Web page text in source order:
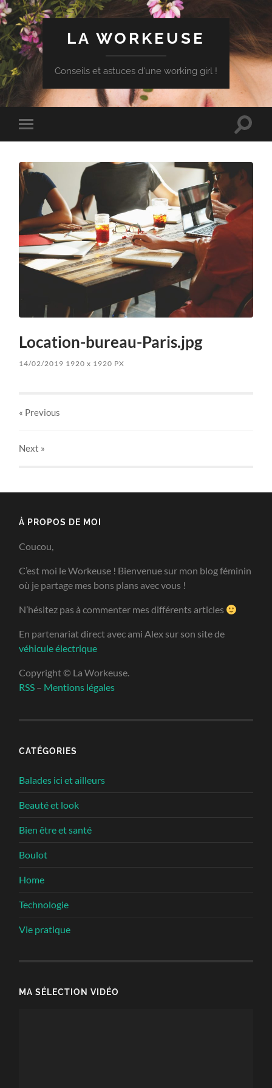
LA WORKEUSE
Conseils et astuces d'une working girl !
Toggle
mobile
Toggle
Location-bureau-Paris.jpg
14/02/2019 1920x 1920 PX
« Previous
Next »
À PROPOS DE MOI
Coucou,
C’est moi le Workeuse ! Bienvenue sur mon blog féminin
où je partage mes bons plans avec vous !
N’hésitez pas à commenter mes différents articles
En partenariat direct avec ami Alex sur son site de
véhicule électrique
Copyright © La Workeuse.
RSS – Mentions légales
CATÉGORIES
Balades ici et ailleurs
Beauté et look
Bien être et santé
Boulot
Home
Technologie
Vie pratique
MA SÉLECTION VIDÉO